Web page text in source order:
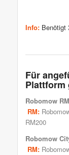
Info:Benötigt
Für
Plattform
Robomow
RM:
RM200
Robomow
RM: